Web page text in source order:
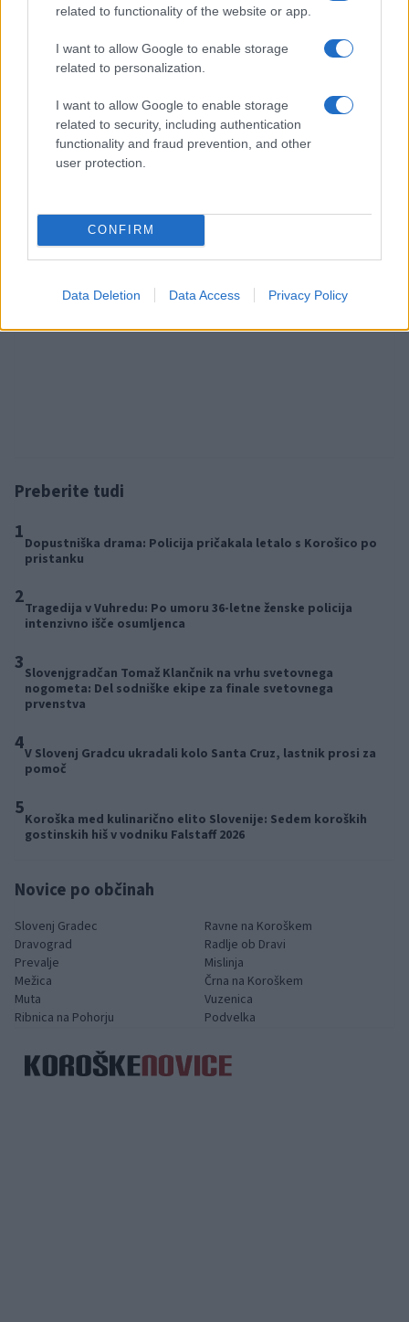
related to functionality of the website or app.
I want to allow Google to enable storage
related to personalization.
I want to allow Google to enable storage
related to security, including authentication
functionality and fraud prevention, and other
user protection.
CONFIRM
Data Deletion Data Access Privacy Policy
Pohorju
pred 20 urami
Izklop elektrike: 425. Nadzorništvo Vuzenica - Območje Vuhred
Izklop elektrike: 424. Nadzorništvo Vuzenica - Območje Orlice
Preberite tudi
1Dopustniška drama: Policija pričakala letalo s Korošico po
pristanku
2Tragedija v Vuhredu: Po umoru 36-letne ženske policija
intenzivno išče osumljenca
3Slovenjgradčan Tomaž Klančnik na vrhu svetovnega
nogometa: Del sodniške ekipe za finale svetovnega
prvenstva
4V Slovenj Gradcu ukradali kolo Santa Cruz, lastnik prosi za
pomoč
5Koroška med kulinarično elito Slovenije: Sedem koroških
gostinskih hiš v vodniku Falstaff 2026
Novice po občinah
Slovenj Gradec
Ravne na Koroškem
Dravograd
Radlje ob Dravi
Prevalje
Mislinja
Mežica
Črna na Koroškem
Muta
Vuzenica
Ribnica na Pohorju
Podvelka